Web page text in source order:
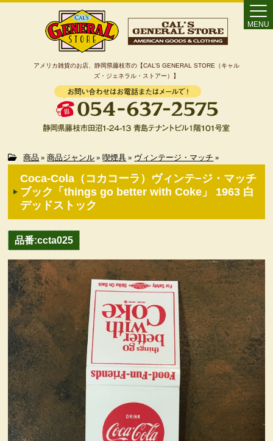
アメリカ雑貨のお店、静岡県藤枝市の【CAL’S GENERAL STORE（キャル
ズ・ジェネラル・ストアー）】
MENU
Home
カート
特定商取引法に基づく表記
カテゴリー検索
ヴィンテージ・グッズ
LIFE誌 企業広告切り抜き
ファイヤーキング他
コカコーラ・グッズ
商品 » 商品ジャンル » 喫煙具 » ヴィンテージ・マッチ »
Coca-Cola（コカコーラ）ヴィンテ−ジ・マッチ
ブック「things go better with Coke」 1963 白
デッドストック
品番:ccta025